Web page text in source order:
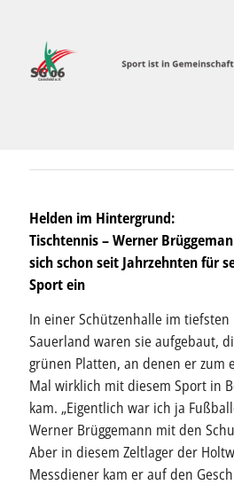
Helden im Hintergrund:
Tischtennis – Werner
sich schon seit Jahrzehnten für
Sport ein
In einer Schützenhalle im tiefsten
Sauerland waren sie aufgebaut,
grünen Platten, an denen er zum
Mal wirklich mit diesem Sport in
kam. „Eigentlich war ich ja
Werner Brüggemann mit den
Aber in diesem Zeltlager der
Messdiener kam er auf den